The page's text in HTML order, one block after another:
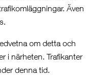
Även
om detta och
i närheten. Trafikanter
denna tid.